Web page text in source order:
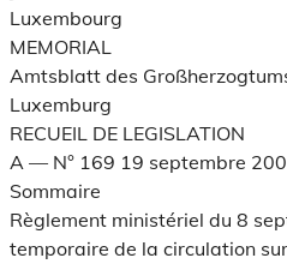
Luxembourg
MEMORIAL
Amtsblatt des
Luxemburg
RECUEIL DE LEGISLATION
A –– N° 169 19 septembre
Sommaire
Règlement ministériel du 8
temporaire de la circulation